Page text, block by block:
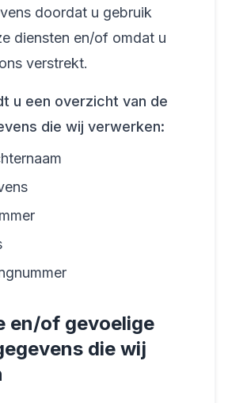
doordat u gebruik
diensten en/of omdat u
verstrekt.
u een overzicht van de
die wij verwerken:
en/of gevoelige
die wij